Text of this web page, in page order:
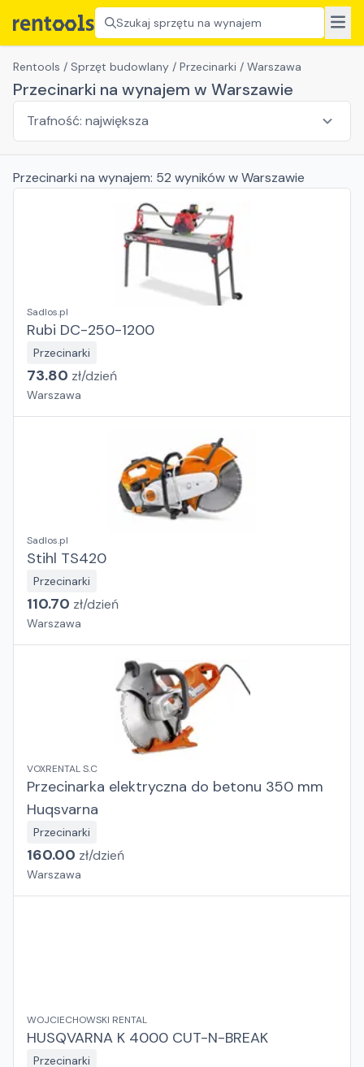
Szukaj sprzętu na wynajem
Rentools / Sprzęt budowlany / Przecinarki / Warszawa
Przecinarki na wynajem w Warszawie
Przecinarki na wynajem: 52 wynikóww Warszawie
Sadlos.pl
Rubi DC-250-1200
Przecinarki
73.80 zł/dzień
Warszawa
Sadlos.pl
Stihl TS420
Przecinarki
110.70 zł/dzień
Warszawa
VOXRENTAL S.C
Przecinarka elektryczna do betonu 350 mm
Huqsvarna
Przecinarki
160.00 zł/dzień
Warszawa
WOJCIECHOWSKI RENTAL
HUSQVARNA K 4000 CUT-N-BREAK
Przecinarki